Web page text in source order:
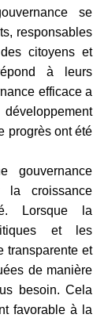
se
responsables
citoyens et
à leurs
efficace a
progrès ont été
gouvernance
la croissance
Lorsque la
et les
transparente et
de manière
besoin. Cela
favorable à la